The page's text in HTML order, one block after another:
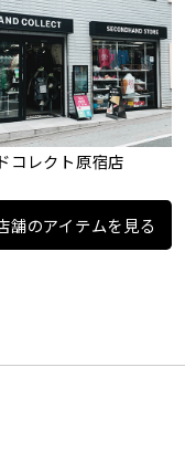
コレクト原宿店
舗のアイテムを見る